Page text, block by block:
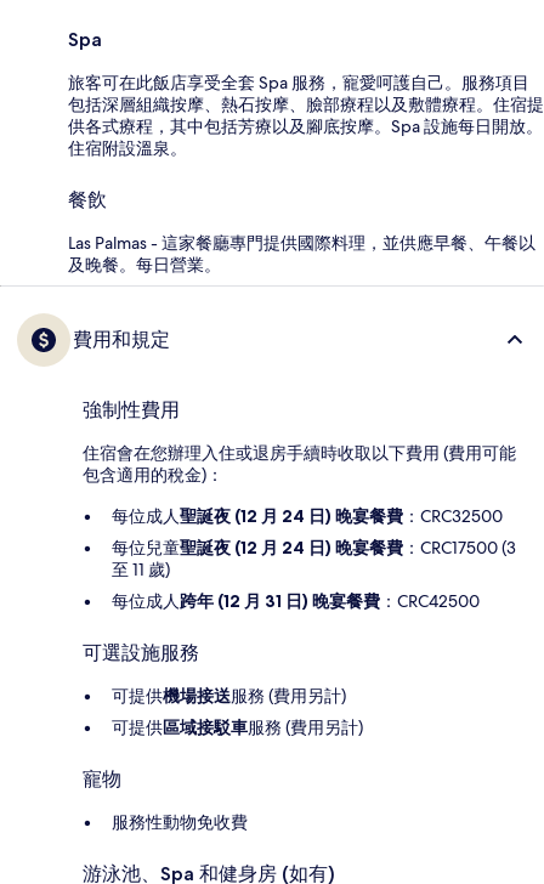
Spa
旅客可在此飯店享受全套 Spa 服務，寵愛呵護自己。服務項目
包括深層組織按摩、熱石按摩、臉部療程以及敷體療程。住宿提
供各式療程，其中包括芳療以及腳底按摩。Spa 設施每日開放。
住宿附設溫泉。
餐飲
Las Palmas - 這家餐廳專門提供國際料理，並供應早餐、午餐以
及晚餐。每日營業。
費用和規定
強制性費用
住宿會在您辦理入住或退房手續時收取以下費用 (費用可能
包含適用的稅金)：
每位成人聖誕夜 (12 月 24 日) 晚宴餐費 ：CRC32500
每位兒童聖誕夜 (12 月 24 日) 晚宴餐費 ：CRC17500 (3
至 11 歲)
每位成人跨年 (12 月 31 日) 晚宴餐費 ：CRC42500
可選設施服務
可提供機場接送服務 (費用另計)
可提供區域接駁車服務 (費用另計)
寵物
服務性動物免收費
游泳池、Spa 和健身房 (如有)